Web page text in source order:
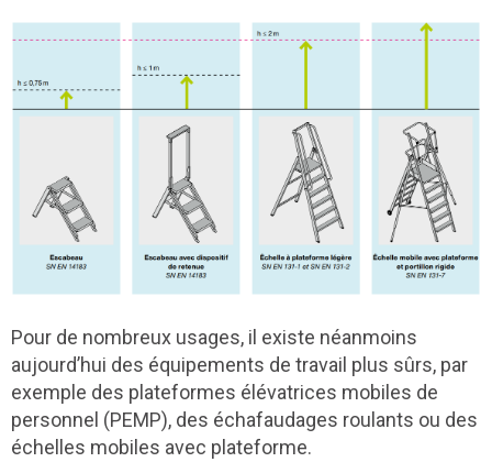
Pour de nombreux usages, il existe néanmoins
aujourd’hui des équipements de travail plus sûrs, par
exemple des plateformes élévatrices mobiles de
personnel (PEMP), des échafaudages roulants ou des
échelles mobiles avec plateforme.